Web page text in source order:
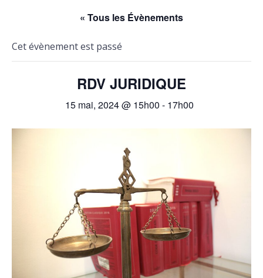
« Tous les Évènements
Cet évènement est passé
RDV JURIDIQUE
15 mai, 2024 @ 15h00 - 17h00